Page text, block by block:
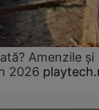
Amenzile și
2026